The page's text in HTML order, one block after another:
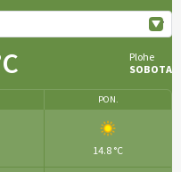
borovnice so odlična izbira za
22.07.2026
Varnost na kmetiji naj
Plohe
SOBOTA
PON.
14.8 °C